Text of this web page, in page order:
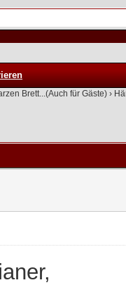
Brett...(Auch für Gäste) ›